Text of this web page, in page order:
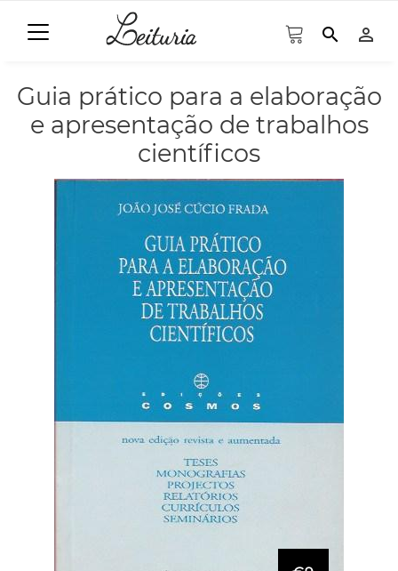
search person_outline
Guia prático para a elaboração
e apresentação de trabalhos
científicos